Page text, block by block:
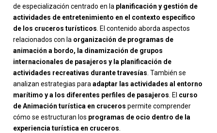
de especialización centrado en la planificación y gestión de
actividades de entretenimiento en el contexto específico
de los cruceros turísticos. El contenido aborda aspectos
relacionados con la organización de programas de
animación a bordo, la dinamización de grupos
internacionales de pasajeros y la planificación de
actividades recreativas durante travesías. También se
analizan estrategias paraadaptar las actividades al entorno
marítimo y a los diferentes perfiles de pasajeros. El curso
de Animación turística en cruceros permite comprender
cómo se estructuran los programas de ocio dentro de la
experiencia turística en cruceros.
-